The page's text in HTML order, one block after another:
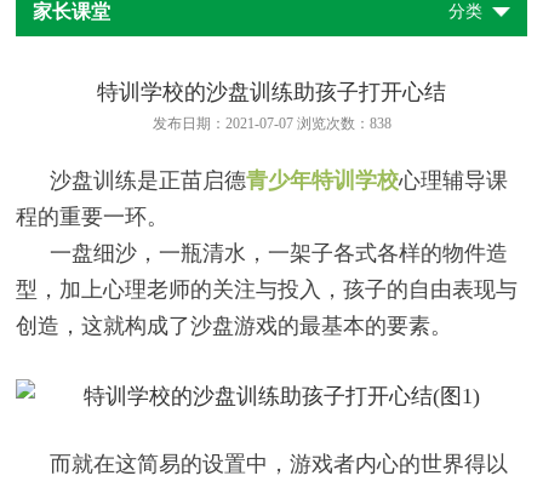
家长课堂 分类
特训学校的沙盘训练助孩子打开心结
发布日期：2021-07-07 浏览次数： 838
沙盘训练是正苗启德青少年特训学校心理辅导课
程的重要一环。
一盘细沙，一瓶清水，一架子各式各样的物件造
型，加上心理老师的关注与投入，孩子的自由表现与
创造，这就构成了沙盘游戏的最基本的要素。
而就在这简易的设置中，游戏者内心的世界得以